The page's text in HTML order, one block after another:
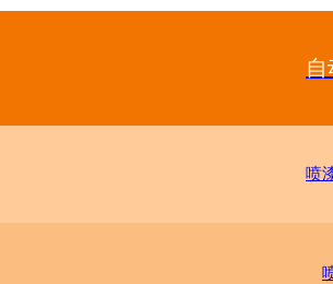
喷